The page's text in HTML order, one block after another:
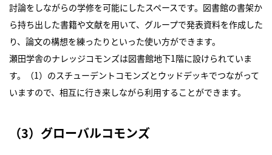
討論をしながらの学修を可能にしたスペースです。図書館の書架か
ら持ち出した書籍や文献を用いて、グループで発表資料を作成した
り、論文の構想を練ったりといった使い方ができます。
瀬田学舎のナレッジコモンズは図書館地下1階に設けられていま
す。（1）のスチューデントコモンズとウッドデッキでつながって
いますので、相互に行き来しながら利用することができます。
（3）グローバルコモンズ